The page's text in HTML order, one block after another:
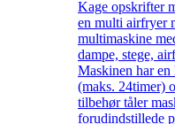
Kage opskrifter
en multi airfryer
multimaskine
dampe, stege,
Maskinen har
(maks. 24timer)
tilbehør tåler
forudindstillede